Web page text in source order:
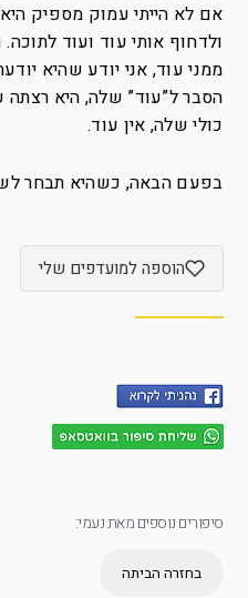
אם לא הייתי עמוק מספיק
ולדחוף אותי עוד ועוד
ממני עוד, אני יודע שהיא
הסבר ל”עוד” שלה, היא רצתה
כולי שלה, אין עוד.
בפעם הבאה, כשהיא תבחר
הוספה למועדפים שלי
סיפורים נוספים מאת נעמי:
בחזרה הביתה